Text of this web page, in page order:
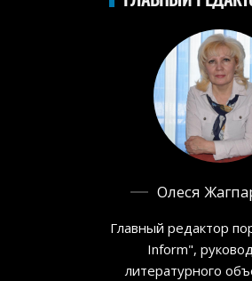
Олеся
Главный редактор
Inform",
литературного